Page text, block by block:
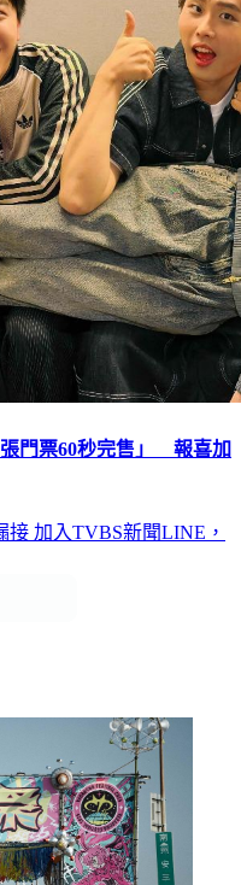
門票60秒完售」 報喜加
接 加入TVBS新聞LINE，